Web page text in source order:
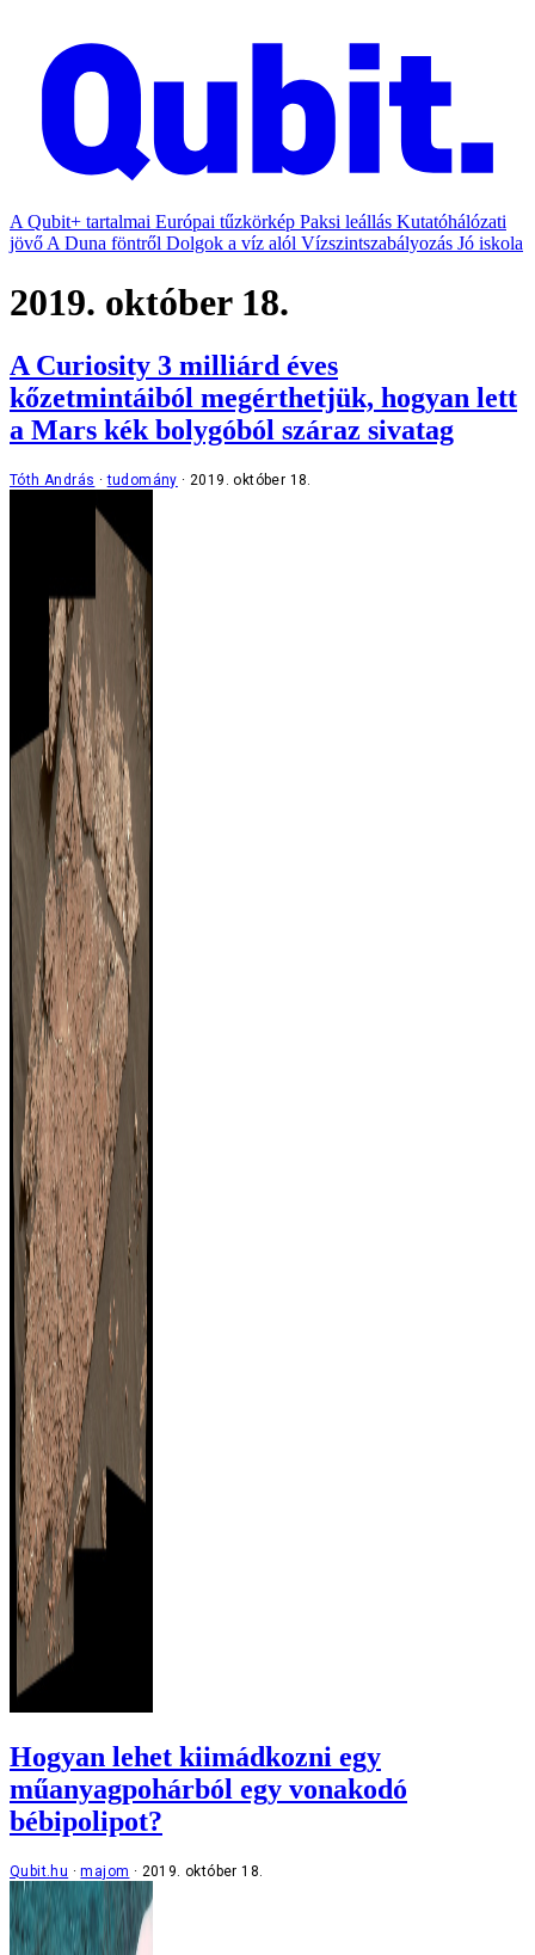
A Qubit+ tartalmai Európai tűzkörkép Paksi leállás Kutatóhálózati
jövő A Duna föntről Dolgok a víz alól Vízszintszabályozás Jó iskola
2019. október 18.
A Curiosity 3 milliárd éves
kőzetmintáiból megérthetjük, hogyan lett
a Mars kék bolygóból száraz sivatag
Tóth András tudomány 2019. október 18.
Hogyan lehet kiimádkozni egy
műanyagpohárból egy vonakodó
bébipolipot?
Qubit.hu majom 2019. október 18.